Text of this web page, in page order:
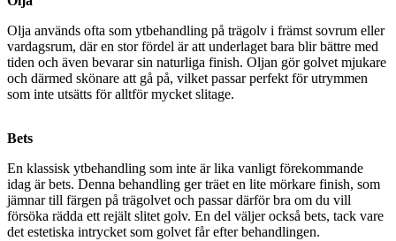
Olja används ofta som ytbehandling på trägolv i främst sovrum eller
vardagsrum, där en stor fördel är att underlaget bara blir bättre med
tiden och även bevarar sin naturliga finish. Oljan gör golvet mjukare
och därmed skönare att gå på, vilket passar perfekt för utrymmen
som inte utsätts för alltför mycket slitage.
Bets
En klassisk ytbehandling som inte är lika vanligt förekommande
idag är bets. Denna behandling ger träet en lite mörkare finish, som
jämnar till färgen på trägolvet och passar därför bra om du vill
försöka rädda ett rejält slitet golv. En del väljer också bets, tack vare
det estetiska intrycket som golvet får efter behandlingen.